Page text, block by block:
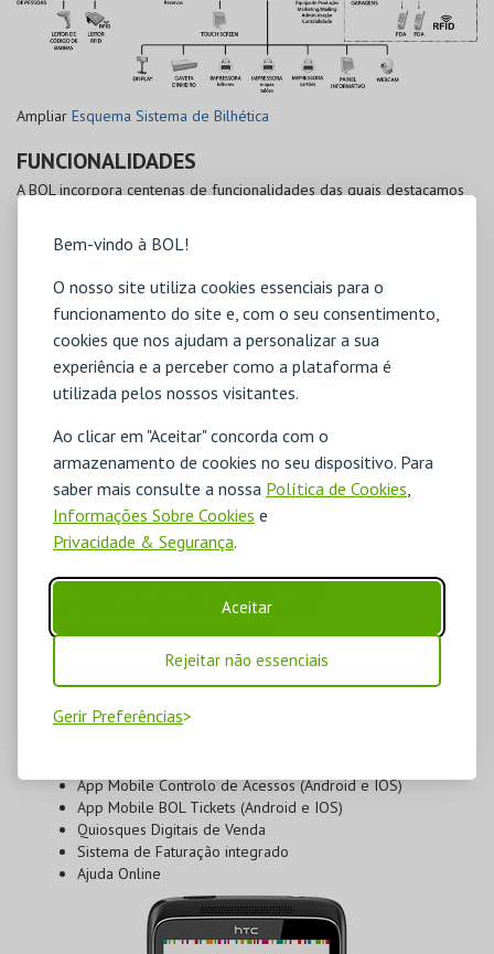
Bem-vindo à BOL!
O nosso site utiliza cookies essenciais para o
funcionamento do site e, com o seu consentimento,
cookies que nos ajudam a personalizar a sua
experiência e a perceber como a plataforma é
utilizada pelos nossos visitantes.
Ao clicar em "Aceitar" concorda com o
armazenamento de cookies no seu dispositivo. Para
saber mais consulte a nossa Política de Cookies,
Informações Sobre Cookies e
Privacidade & Segurança.
Aceitar
Rejeitar não essenciais
Gerir Preferências
Ampliar Esquema Sistema de Bilhética
FUNCIONALIDADES
A BOL incorpora centenas de funcionalidades das quais destacamos
Portal de Venda na Internet
Venda de Bilhetes
Emissão de Convites
Gestão de Clientes e Mailing
Gestão de Reservas
Promoções, Concursos
Realização de Inquéritos
Mapas de Controlo de Gestão
Mapas de Apoio à Decisão
Desenho das Salas
Gestão de Espetáculos
Gestão de Vouchers
Gestão de Assinaturas, Passes e Packs
Venda de Produtos e Merchandising
Classificações Desportivas
Acreditação e Check-In
Eventos com bilhetes digitais ocultos (anti-revenda)
App Mobile Controlo de Acessos (Android e IOS)
App Mobile BOL Tickets (Android e IOS)
Quiosques Digitais de Venda
Sistema de Faturação integrado
Ajuda Online